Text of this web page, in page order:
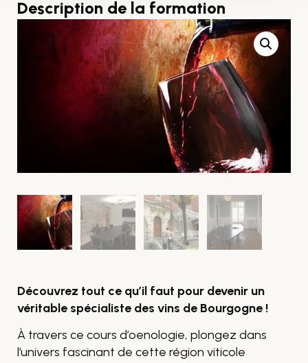
Description de la formation
Découvrez tout ce qu’il faut pour devenir un
véritable spécialiste des vins de Bourgogne !
À travers ce cours d’oenologie, plongez dans
l’univers fascinant de cette région viticole